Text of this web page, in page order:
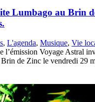
Lumbago au Brin
, L'agenda, Musique, Vie
l’émission Voyage Astral
de Zinc le vendredi 29